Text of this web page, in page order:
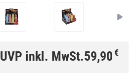
UVP inkl. MwSt.59,90€